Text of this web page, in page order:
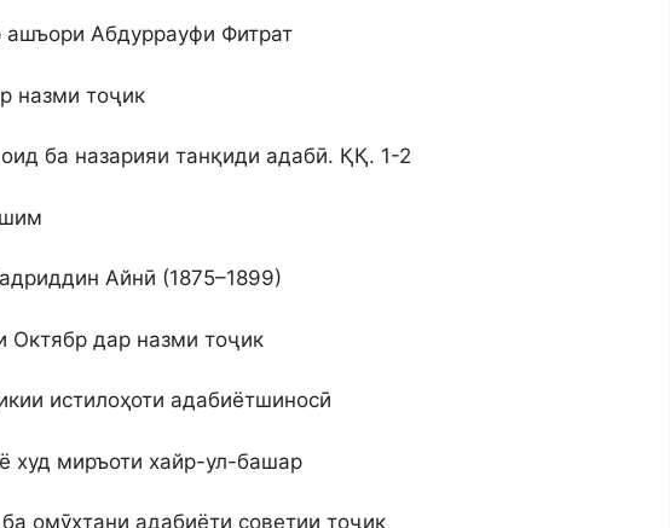
Абдуррауфи Фитрат
назми тоҷик
ба назарияи танқиди адабӣ. ҚҚ. 1-2
Айнӣ (1875–1899)
Октябр дар назми тоҷик
истилоҳоти адабиётшиносӣ
худ миръоти хайр-ул-башар
омӯхтани адабиёти советии тоҷик